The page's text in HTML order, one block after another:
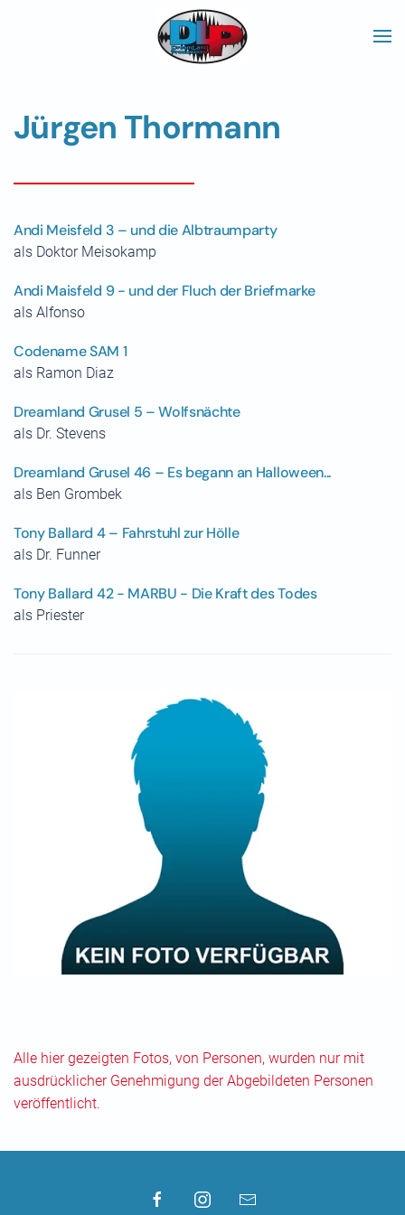
Skip to main content
Jürgen Thormann
Andi Meisfeld 3 – und die Albtraumparty
als Doktor Meisokamp
Andi Maisfeld 9 - und der Fluch der Briefmarke
als Alfonso
Codename SAM 1
als Ramon Diaz
Dreamland Grusel 5 – Wolfsnächte
als Dr. Stevens
Dreamland Grusel 46 – Es begann an Halloween...
als Ben Grombek
Tony Ballard 4 – Fahrstuhl zur Hölle
als Dr. Funner
Tony Ballard 42 - MARBU - Die Kraft des Todes
als Priester
Alle hier gezeigten Fotos, von Personen, wurden nur mit
ausdrücklicher Genehmigung der Abgebildeten Personen
veröffentlicht.